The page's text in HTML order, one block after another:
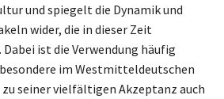
und spiegelt die Dynamik und
wider, die in dieser Zeit
ist die Verwendung häufig
im Westmitteldeutschen
zu seiner vielfältigen Akzeptanz auch